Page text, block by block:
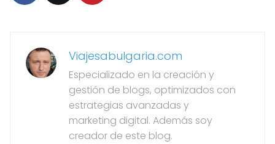
Viajesabulgaria.com
Especializado en la creación y
gestión de blogs, optimizados con
estrategias avanzadas y
marketing digital. Además soy
creador de este blog.